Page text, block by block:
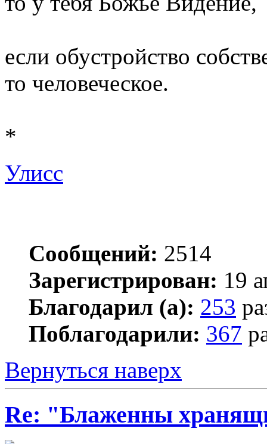
если обустройство
то человеческое.
*
Улисс
Сообщений: 2514
Зарегистрирован: 19
Благодарил (а): 253
Поблагодарили: 367
Вернуться наверх
Re: "Блаженны